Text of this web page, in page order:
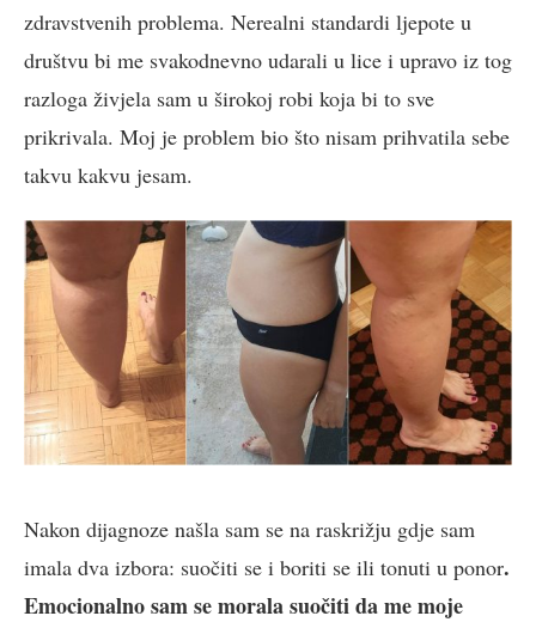
zdravstvenih problema. Nerealni standardi ljepote u
društvu bi me svakodnevno udarali u lice i upravo iz tog
razloga živjela sam u širokoj robi koja bi to sve
prikrivala. Moj je problem bio što nisam prihvatila sebe
takvu kakvu jesam.
Nakon dijagnoze našla sam se na raskrižju gdje sam
imala dva izbora: suočiti se i boriti se ili tonuti u ponor.
Emocionalno sam se morala suočiti da me moje